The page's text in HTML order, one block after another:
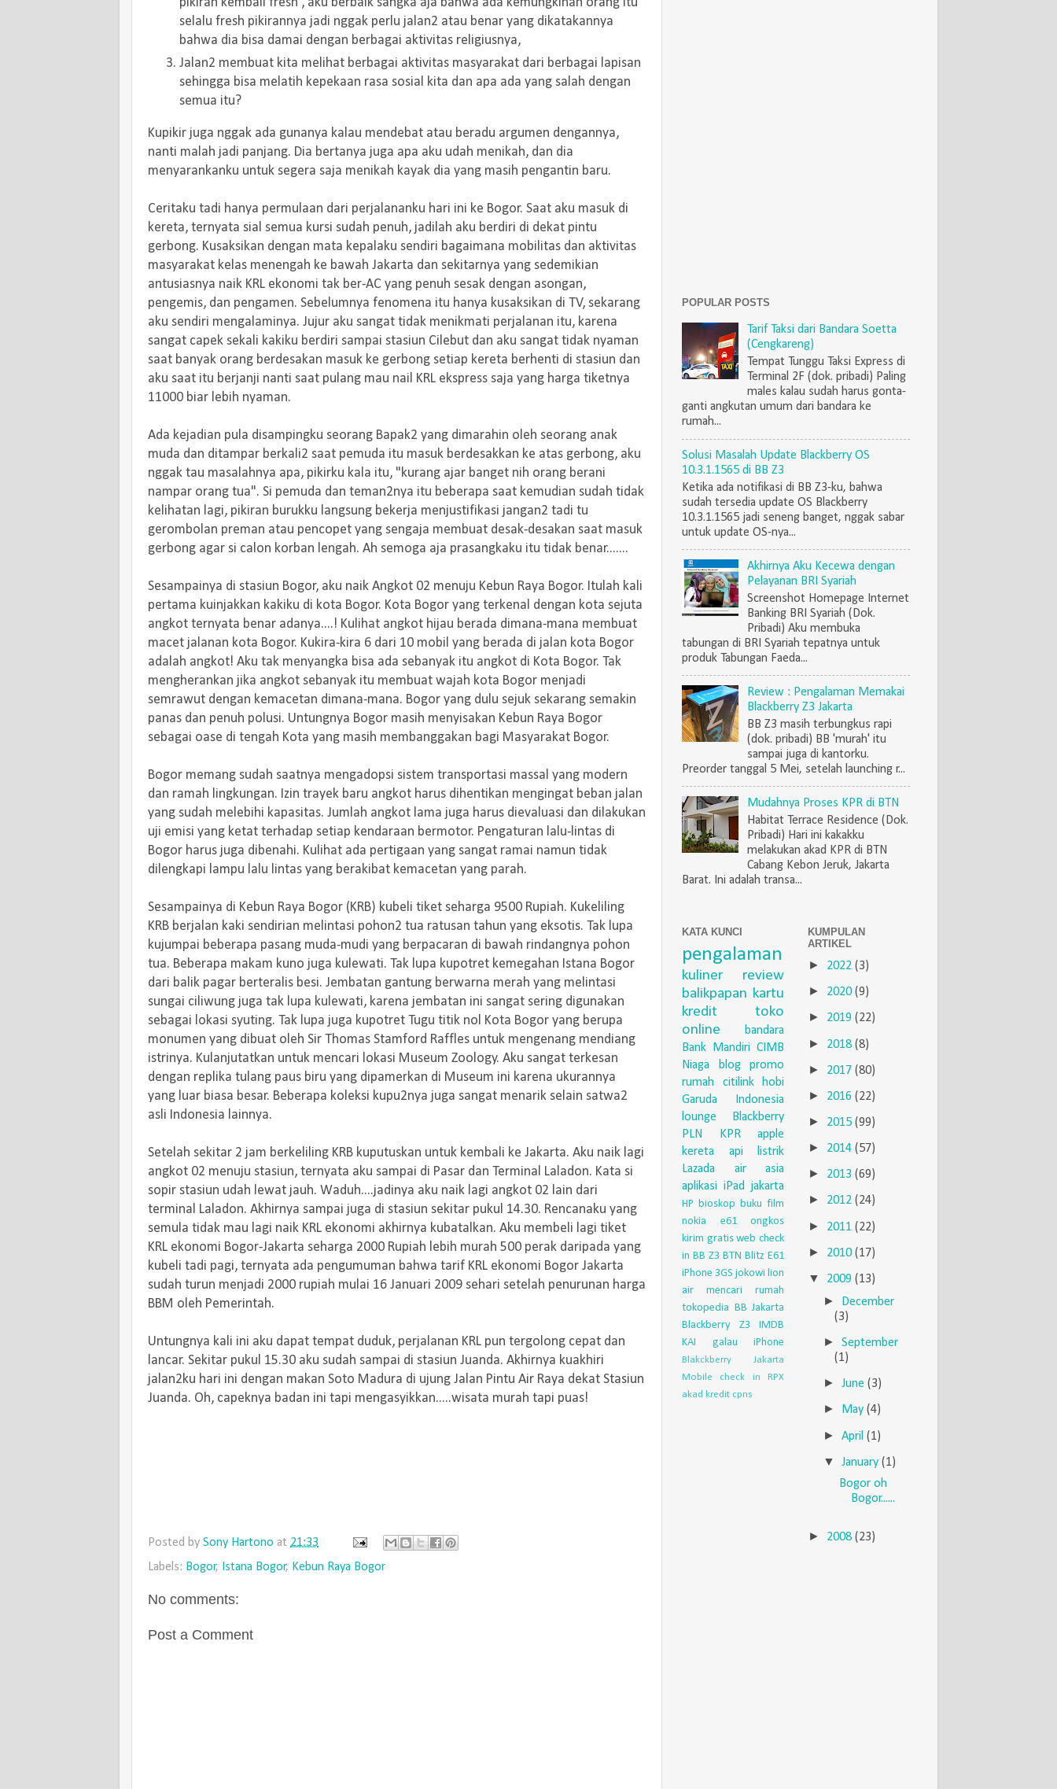
pikiran kembali fresh , aku berbaik sangka aja bahwa ada kemungkinan orang itu
selalu fresh pikirannya jadi nggak perlu jalan2 atau benar yang dikatakannya
bahwa dia bisa damai dengan berbagai aktivitas religiusnya,
Jalan2 membuat kita melihat berbagai aktivitas masyarakat dari berbagai lapisan
sehingga bisa melatih kepekaan rasa sosial kita dan apa ada yang salah dengan
semua itu?
Kupikir juga nggak ada gunanya kalau mendebat atau beradu argumen dengannya,
nanti malah jadi panjang. Dia bertanya juga apa aku udah menikah, dan dia
menyarankanku untuk segera saja menikah kayak dia yang masih pengantin baru.
Ceritaku tadi hanya permulaan dari perjalananku hari ini ke Bogor. Saat aku masuk di
kereta, ternyata sial semua kursi sudah penuh, jadilah aku berdiri di dekat pintu
gerbong. Kusaksikan dengan mata kepalaku sendiri bagaimana mobilitas dan aktivitas
masyarakat kelas menengah ke bawah Jakarta dan sekitarnya yang sedemikian
antusiasnya naik KRL ekonomi tak ber-AC yang penuh sesak dengan asongan,
pengemis, dan pengamen. Sebelumnya fenomena itu hanya kusaksikan di TV, sekarang
aku sendiri mengalaminya. Jujur aku sangat tidak menikmati perjalanan itu, karena
sangat capek sekali kakiku berdiri sampai stasiun Cilebut dan aku sangat tidak nyaman
saat banyak orang berdesakan masuk ke gerbong setiap kereta berhenti di stasiun dan
aku saat itu berjanji nanti saat pulang mau nail KRL ekspress saja yang harga tiketnya
11000 biar lebih nyaman.
Ada kejadian pula disampingku seorang Bapak2 yang dimarahin oleh seorang anak
muda dan ditampar berkali2 saat pemuda itu masuk berdesakkan ke atas gerbong, aku
nggak tau masalahnya apa, pikirku kala itu, "kurang ajar banget nih orang berani
nampar orang tua". Si pemuda dan teman2nya itu beberapa saat kemudian sudah tidak
kelihatan lagi, pikiran burukku langsung bekerja menjustifikasi jangan2 tadi tu
gerombolan preman atau pencopet yang sengaja membuat desak-desakan saat masuk
gerbong agar si calon korban lengah. Ah semoga aja prasangkaku itu tidak benar.......
Sesampainya di stasiun Bogor, aku naik Angkot 02 menuju Kebun Raya Bogor. Itulah kali
pertama kuinjakkan kakiku di kota Bogor. Kota Bogor yang terkenal dengan kota sejuta
angkot ternyata benar adanya....! Kulihat angkot hijau berada dimana-mana membuat
macet jalanan kota Bogor. Kukira-kira 6 dari 10 mobil yang berada di jalan kota Bogor
adalah angkot! Aku tak menyangka bisa ada sebanyak itu angkot di Kota Bogor. Tak
mengherankan jika angkot sebanyak itu membuat wajah kota Bogor menjadi
semrawut dengan kemacetan dimana-mana. Bogor yang dulu sejuk sekarang semakin
panas dan penuh polusi. Untungnya Bogor masih menyisakan Kebun Raya Bogor
sebagai oase di tengah Kota yang masih membanggakan bagi Masyarakat Bogor.
Bogor memang sudah saatnya mengadopsi sistem transportasi massal yang modern
dan ramah lingkungan. Izin trayek baru angkot harus dihentikan mengingat beban jalan
yang sudah melebihi kapasitas. Jumlah angkot lama juga harus dievaluasi dan dilakukan
uji emisi yang ketat terhadap setiap kendaraan bermotor. Pengaturan lalu-lintas di
Bogor harus juga dibenahi. Kulihat ada pertigaan yang sangat ramai namun tidak
dilengkapi lampu lalu lintas yang berakibat kemacetan yang parah.
Sesampainya di Kebun Raya Bogor (KRB) kubeli tiket seharga 9500 Rupiah. Kukeliling
KRB berjalan kaki sendirian melintasi pohon2 tua ratusan tahun yang eksotis. Tak lupa
kujumpai beberapa pasang muda-mudi yang berpacaran di bawah rindangnya pohon
tua. Beberapa makam kuno juga kulewati. Tak lupa kupotret kemegahan Istana Bogor
dari balik pagar berteralis besi. Jembatan gantung berwarna merah yang melintasi
sungai ciliwung juga tak lupa kulewati, karena jembatan ini sangat sering digunakan
sebagai lokasi syuting. Tak lupa juga kupotret Tugu titik nol Kota Bogor yang berupa
monumen yang dibuat oleh Sir Thomas Stamford Raffles untuk mengenang mendiang
istrinya. Kulanjutatkan untuk mencari lokasi Museum Zoology. Aku sangat terkesan
dengan replika tulang paus biru yang dipamerkan di Museum ini karena ukurannya
yang luar biasa besar. Beberapa koleksi kupu2nya juga sangat menarik selain satwa2
asli Indonesia lainnya.
Setelah sekitar 2 jam berkeliling KRB kuputuskan untuk kembali ke Jakarta. Aku naik lagi
angkot 02 menuju stasiun, ternyata aku sampai di Pasar dan Terminal Laladon. Kata si
sopir stasiun udah lewat jauh. Waduh....jadinya aku naik lagi angkot 02 lain dari
terminal Laladon. Akhirnya sampai juga di stasiun sekitar pukul 14.30. Rencanaku yang
semula tidak mau lagi naik KRL ekonomi akhirnya kubatalkan. Aku membeli lagi tiket
KRL ekonomi Bogor-Jakarta seharga 2000 Rupiah lebih murah 500 perak daripada yang
kubeli tadi pagi, ternyata ada pengumuman bahwa tarif KRL ekonomi Bogor Jakarta
sudah turun menjadi 2000 rupiah mulai 16 Januari 2009 sehari setelah penurunan harga
BBM oleh Pemerintah.
Untungnya kali ini aku dapat tempat duduk, perjalanan KRL pun tergolong cepat dan
lancar. Sekitar pukul 15.30 aku sudah sampai di stasiun Juanda. Akhirnya kuakhiri
jalan2ku hari ini dengan makan Soto Madura di ujung Jalan Pintu Air Raya dekat Stasiun
Juanda. Oh, capeknya badan ini tapi mengasyikkan.....wisata murah tapi puas!
Posted by Sony Hartono at 21:33
Labels: Bogor, Istana Bogor, Kebun Raya Bogor
No comments:
Post a Comment
POPULAR POSTS
Tarif Taksi dari Bandara Soetta
(Cengkareng)
Tempat Tunggu Taksi Express di
Terminal 2F (dok. pribadi) Paling
males kalau sudah harus gonta-
ganti angkutan umum dari bandara ke
rumah...
Solusi Masalah Update Blackberry OS
10.3.1.1565 di BB Z3
Ketika ada notifikasi di BB Z3-ku, bahwa
sudah tersedia update OS Blackberry
10.3.1.1565 jadi seneng banget, nggak sabar
untuk update OS-nya...
Akhirnya Aku Kecewa dengan
Pelayanan BRI Syariah
Screenshot Homepage Internet
Banking BRI Syariah (Dok.
Pribadi) Aku membuka
tabungan di BRI Syariah tepatnya untuk
produk Tabungan Faeda...
Review : Pengalaman Memakai
Blackberry Z3 Jakarta
BB Z3 masih terbungkus rapi
(dok. pribadi) BB 'murah' itu
sampai juga di kantorku.
Preorder tanggal 5 Mei, setelah launching r...
Mudahnya Proses KPR di BTN
Habitat Terrace Residence (Dok.
Pribadi) Hari ini kakakku
melakukan akad KPR di BTN
Cabang Kebon Jeruk, Jakarta
Barat. Ini adalah transa...
KATA KUNCI
pengalaman
kuliner
review
balikpapan kartu
kredit
toko
online
bandara
Bank Mandiri CIMB
Niaga
blog
promo
rumah
citilink
hobi
Garuda Indonesia
lounge
Blackberry
PLN
KPR
apple
kereta api
listrik
Lazada
air asia
aplikasi iPad jakarta
HP bioskop buku film
nokia e61
ongkos
kirim gratis web check
in BB Z3 BTN Blitz E61
iPhone 3GS jokowi lion
air
mencari rumah
tokopedia BB Jakarta
Blackberry Z3
IMDB
KAI
galau iPhone
Blakckberry Jakarta
Mobile check in
RPX
akad kredit cpns
KUMPULAN
ARTIKEL
► 2022 (3)
► 2020 (9)
► 2019 (22)
► 2018 (8)
► 2017 (80)
► 2016 (22)
► 2015 (99)
► 2014 (57)
► 2013 (69)
► 2012 (24)
► 2011 (22)
► 2010 (17)
▼ 2009 (13)
►
December
(3)
►September
(1)
►June(3)
► May(4)
► April(1)
▼January(1)
Bogor oh
Bogor......
► 2008 (23)